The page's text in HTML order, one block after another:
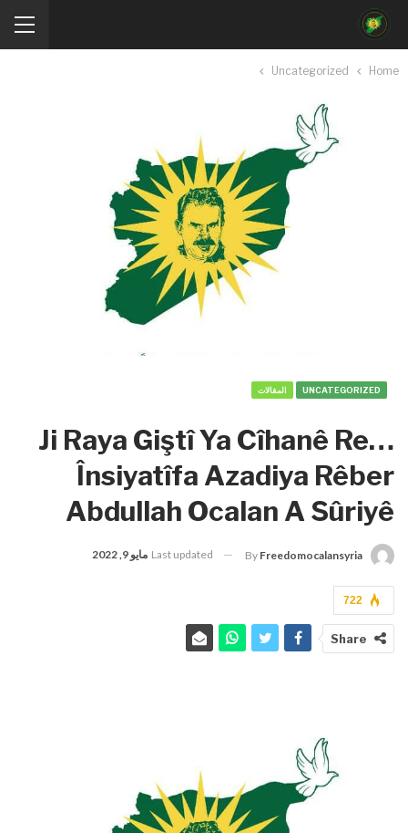
Home
Uncategorized
UNCATEGORIZED المقالات
Ji Raya Giştî Ya Cîhanê Re…
Însiyatîfa Azadiya Rêber
Abdullah Ocalan A Sûriyê
By Freedomocalansyria
Last updated مايو 9, 2022
722
Share